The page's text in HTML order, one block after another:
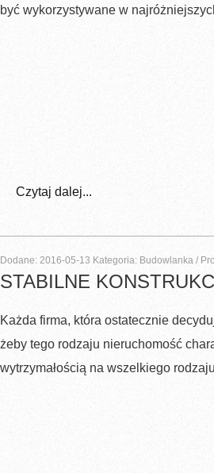
być wykorzystywane w
Czytaj dalej...
Dodane: 2016-05-13 Kategoria: Budowlanka /
STABILNE
Każda firma, która ostatecznie
żeby tego rodzaju nieruchomość
wytrzymałością na wszelkiego